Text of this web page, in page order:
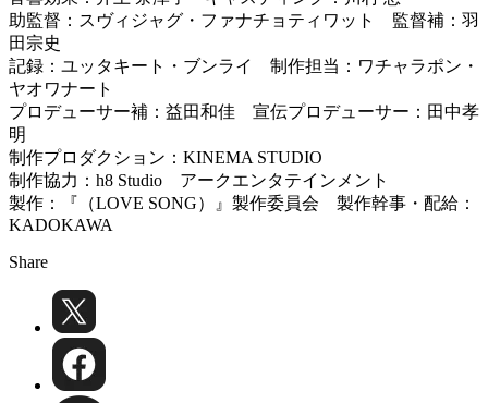
助監督：スヴィジャグ・ファナチョティワット 監督補：羽
田宗史
記録：ユッタキート・ブンライ 制作担当：ワチャラポン・
ヤオワナート
プロデューサー補：益田和佳 宣伝プロデューサー：田中孝
明
制作プロダクション：KINEMA STUDIO
制作協力：h8 Studio アークエンタテインメント
製作：『（LOVE SONG）』製作委員会 製作幹事・配給：
KADOKAWA
Share